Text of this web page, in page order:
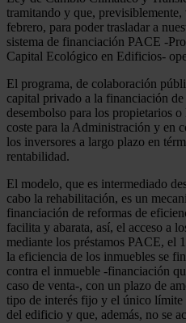
tramitando y que,
febrero, para poder trasladar a
sistema de financiación PACE -
Capital Ecológico en Edificios-
El programa, de colaboración
capital privado a la financiación
desembolso para los propietarios
coste para la Administración y en
los inversores a largo plazo en
rentabilidad.
El modelo, que es intermediado
cabo la rehabilitación, es un
financiación de reformas de
facilita y abarata, así, el acceso a
mediante los préstamos PACE, el
la eficiencia de los inmuebles se
contra el inmueble -financiación
caso de venta-, con un plazo de
tipo de interés fijo y el único
del edificio y que, además, no se